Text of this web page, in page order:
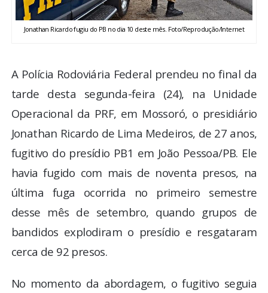
TV LPB
FOTOS
Jonathan Ricardo fugiu do PB no dia 10 deste mês. Foto/Reprodução/Internet
A Polícia Rodoviária Federal prendeu no final da
tarde desta segunda-feira (24), na Unidade
Operacional da PRF, em Mossoró, o presidiário
Jonathan Ricardo de Lima Medeiros, de 27 anos,
fugitivo do presídio PB1 em João Pessoa/PB. Ele
havia fugido com mais de noventa presos, na
última fuga ocorrida no primeiro semestre
desse mês de setembro, quando grupos de
bandidos explodiram o presídio e resgataram
cerca de 92 presos.
No momento da abordagem, o fugitivo seguia